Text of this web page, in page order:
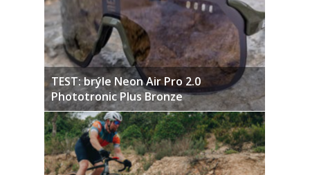
TEST: brýle Neon Air Pro 2.0
Phototronic Plus Bronze